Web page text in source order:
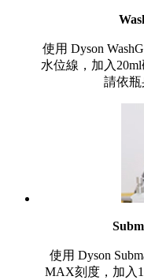
使用 Dyson
水位線，加入
請依瓶
使用 Dyson
MAX刻度，加入